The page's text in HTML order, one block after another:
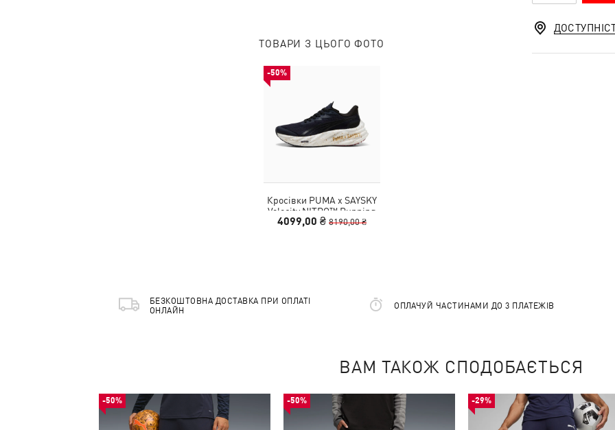
ТОВАРИ З ЦЬОГО ФОТО
-50%
Кросівки PUMA x SAYSKY
Velocity NITRO™ Running
Shoes Men
4099,00 ₴ 8190,00 ₴
БЕЗКОШТОВНА ДОСТАВКА ПРИ ОПЛАТІ
ОНЛАЙН
ОПЛАЧУЙ ЧАСТИНАМИ ДО 3 ПЛАТЕЖІВ
ВАМ ТАКОЖ СПОДОБАЄТЬСЯ
-50% -50% -29%